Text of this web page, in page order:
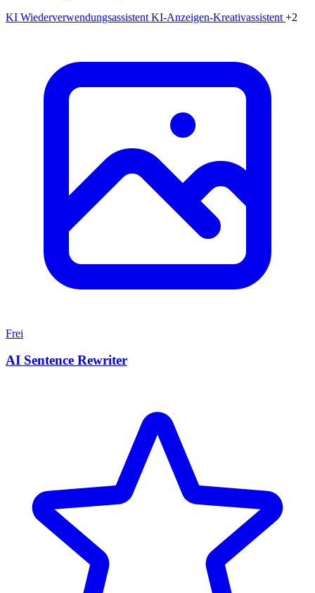
KI Wiederverwendungsassistent KI-Anzeigen-Kreativassistent +2
Frei
AI Sentence Rewriter